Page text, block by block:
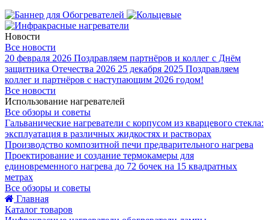
Новости
Все новости
20 февраля 2026 Поздравляем партнёров и коллег с Днём
защитника Отечества 2026 25 декабря 2025 Поздравляем
коллег и партнёров с наступающим 2026 годом!
Все новости
Использование нагревателей
Все обзоры и советы
Гальванические нагреватели с корпусом из кварцевого стекла:
эксплуатация в различных жидкостях и растворах
Производство композитной печи предварительного нагрева
Проектирование и создание термокамеры для
единовременного нагрева до 72 бочек на 15 квадратных
метрах
Все обзоры и советы
Главная
Каталог товаров